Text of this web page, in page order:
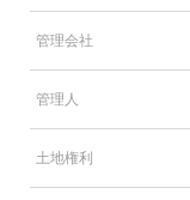
管理会社
管理人
土地権利